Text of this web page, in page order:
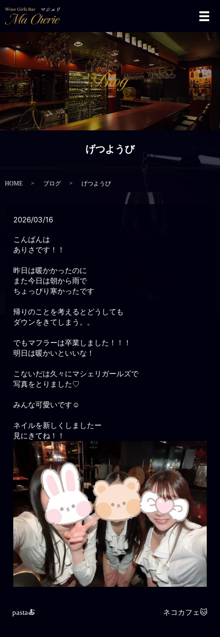
メ
げつようび
HOME ブログ げつようび
2026/03/16
こんばんは
ありさです！！
昨日は暖かかったのに
また今日は朝から雨で
ちょっぴり寒かったです
帰りのことを考えるとどうしても
ダウンをきてしまう。。
でもマフラーは卒業しました！！！
明日は暖かいといいな！
こないだは久々にマシェリガールズで
写真をとりました♡
みんな可愛いです☺️
ネイルを新しくしましたー
見にきてね！！
pasta🍝 ネコカフェ🐱